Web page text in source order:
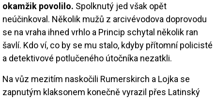
okamžik povolilo. Spolknutý jed však opět
neúčinkoval. Několik mužů z arcivévodova doprovodu
se na vraha ihned vrhlo a Princip schytal několik ran
šavlí. Kdo ví, co by se mu stalo, kdyby přítomní policisté
a detektivové potlučeného útočníka nezatkli.
Na vůz mezitím naskočili Rumerskirch a Lojka se
zapnutým klaksonem konečně vyrazil přes Latinský